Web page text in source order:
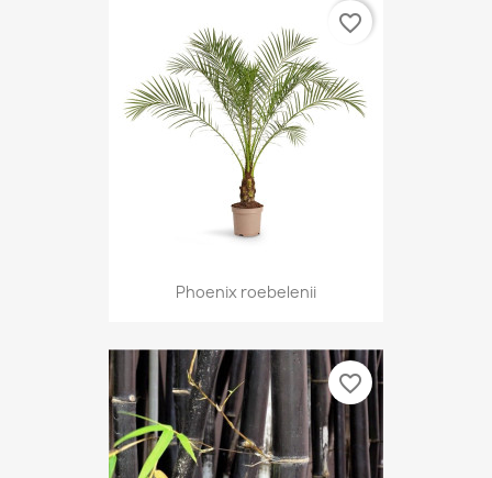
Phoenix roebelenii
favorite_border
favorite_border